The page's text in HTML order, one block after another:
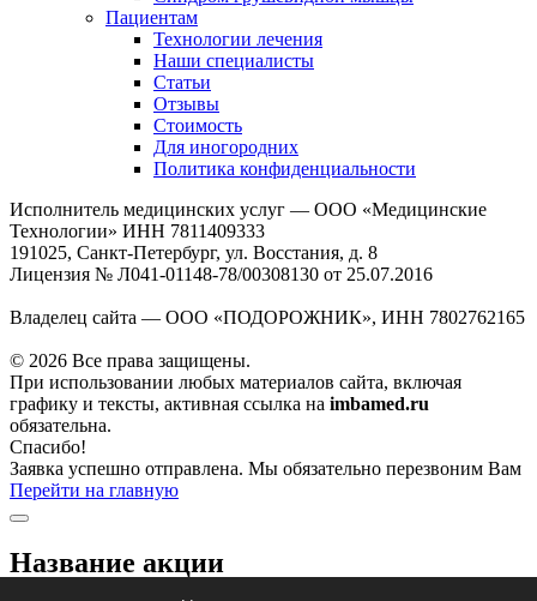
Пациентам
Технологии лечения
Наши специалисты
Статьи
Отзывы
Стоимость
Для иногородних
Политика конфиденциальности
Исполнитель медицинских услуг — ООО «Медицинские
Технологии» ИНН 7811409333
191025, Санкт-Петербург, ул. Восстания, д. 8
Лицензия № Л041-01148-78/00308130 от 25.07.2016
Владелец сайта — ООО «ПОДОРОЖНИК», ИНН 7802762165
© 2026 Все права защищены.
При использовании любых материалов сайта, включая
графику и тексты, активная ссылка на imbamed.ru
обязательна.
Спасибо!
Заявка успешно отправлена. Мы обязательно перезвоним Вам
Перейти на главную
Название акции